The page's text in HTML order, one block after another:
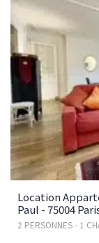
Location
Paul - 75004
2 PERSONNES - 1